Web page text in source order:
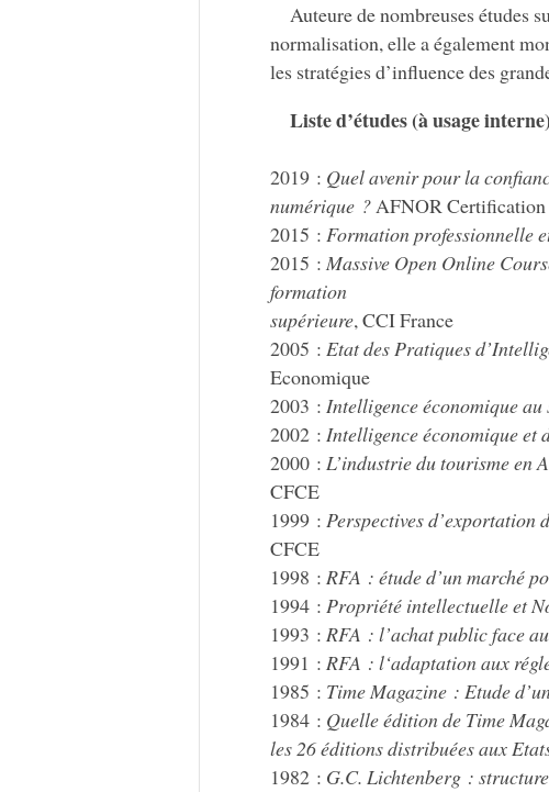
Auteure de nombreuses études
normalisation, elle a également
les stratégies d’influence des
Liste d’études (à usage
2019 : Quel avenir pour la
numérique ?AFNOR Certification
2015 : Formation professionnelle
2015 : Massive Open Online
formation
supérieure, CCI France
2005 : Etat des Pratiques
Economique
2003 : Intelligence économique au
2002 : Intelligence économique et
2000 : L’industrie du tourisme en
CFCE
1999 : Perspectives
CFCE
1998 : RFA : étude d’un marché
1994 : Propriété intellectuelle et
1993 : RFA : l’achat public face
1991 : RFA : l‘adaptation aux
1985 : Time Magazine : Etude
1984 : Quelle édition de Time
les 26 éditions distribuées aux
1982 : G.C. Lichtenberg :